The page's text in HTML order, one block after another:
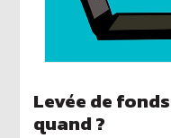
Levée de
quand ?